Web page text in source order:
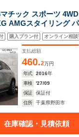
チック スポーツ
AMGスタイリング
席シートヒーター 8イ
harman/kardon 360度
ニングボード
購入プラン付 オンライン相談
支払総額
460.2万円
年式
2016年
車検
'27/09
保証
保証付
住所
千葉県野田市
在庫確認・見積依頼